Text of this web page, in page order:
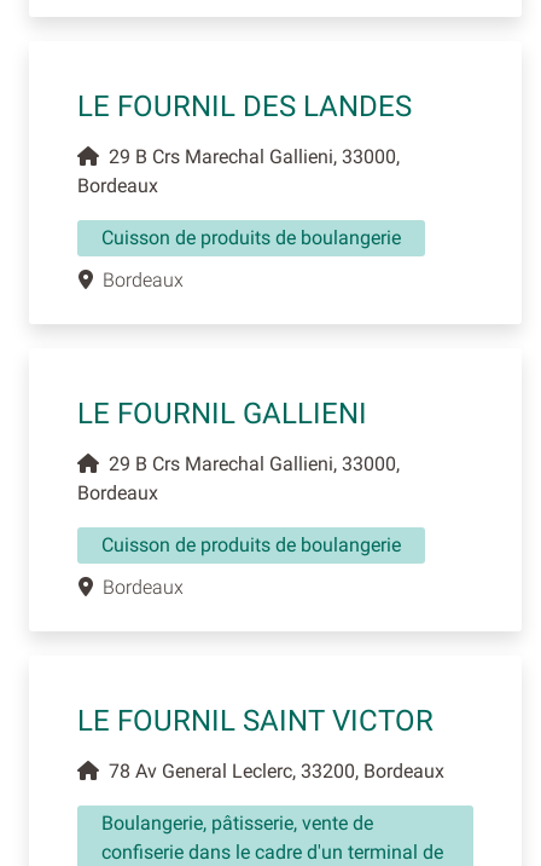
LE FOURNIL DES LANDES
29 B Crs Marechal Gallieni, 33000,
Bordeaux
Cuisson de produits de boulangerie
Bordeaux
LE FOURNIL GALLIENI
29 B Crs Marechal Gallieni, 33000,
Bordeaux
Cuisson de produits de boulangerie
Bordeaux
LE FOURNIL SAINT VICTOR
78 Av General Leclerc, 33200, Bordeaux
Boulangerie, pâtisserie, vente de
confiserie dans le cadre d'un terminal de